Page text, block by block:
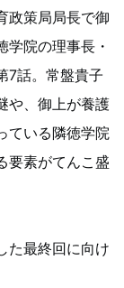
政策局局長で御
院の理事長・
7話。常盤貴子
や、御上が養護
ている隣徳学院
要素がてんこ盛
た最終回に向け